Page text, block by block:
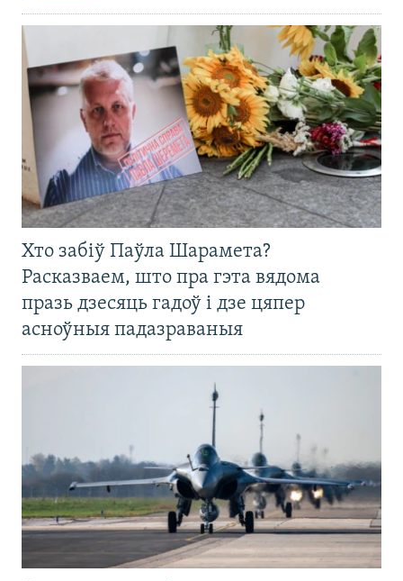
Хто забіў Паўла Шарамета?
Расказваем, што пра гэта вядома
празь дзесяць гадоў і дзе цяпер
асноўныя падазраваныя